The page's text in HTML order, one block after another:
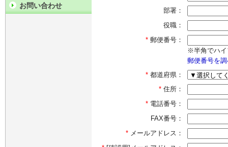
部署：
役職：
* 郵便番号：
※半角でハイ
郵便番号を
* 都道府県：
* 住所：
* 電話番号：
FAX番号：
* メールアドレス：
お問い合わせ